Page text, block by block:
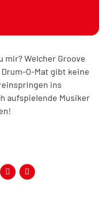
mir? Welcher Groove
O-Mat gibt keine
ins
aufspielende Musiker